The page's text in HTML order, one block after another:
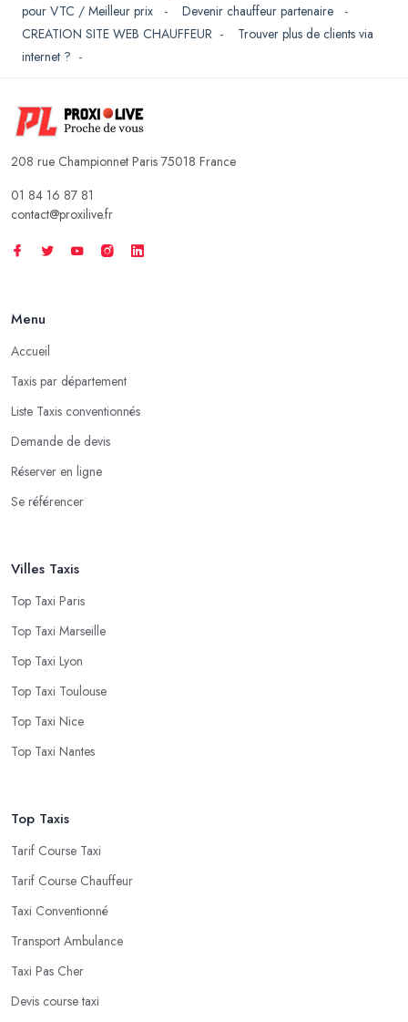
pour VTC / Meilleur prix
- Devenir chauffeur partenaire
-
CREATION SITE WEB CHAUFFEUR - Trouver plus de clients via
internet ? -
208 rue Championnet Paris 75018 France
01 84 16 87 81
contact@proxilive.fr
Menu
Accueil
Taxis par département
Liste Taxis conventionnés
Demande de devis
Réserver en ligne
Se référencer
Villes Taxis
Top Taxi Paris
Top Taxi Marseille
Top Taxi Lyon
Top Taxi Toulouse
Top Taxi Nice
Top Taxi Nantes
Top Taxis
Tarif Course Taxi
Tarif Course Chauffeur
Taxi Conventionné
Transport Ambulance
Taxi Pas Cher
Devis course taxi